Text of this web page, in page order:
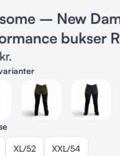
– New
bukser
kr.
XL/52 XXL/54